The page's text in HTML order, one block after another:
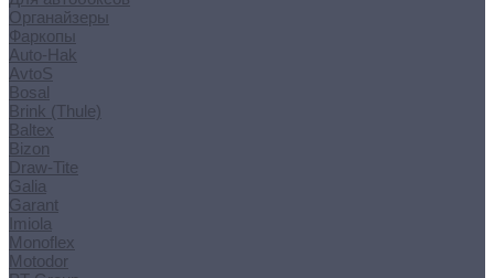
Органайзеры
Фаркопы
Auto-Hak
AvtoS
Bosal
Brink (Thule)
Baltex
Bizon
Draw-Tite
Galia
Garant
Imiola
Monoflex
Motodor